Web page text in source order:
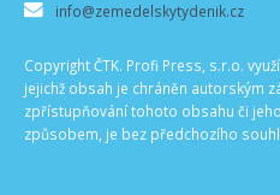
info@zemedelskytydenik.cz
Copyright ČTK. Profi Press, s.r.o.
jejichž obsah je chráněn autorským
zpřístupňování tohoto obsahu či
způsobem, je bez předchozího